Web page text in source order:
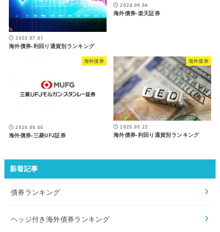
2023.07.01
海外債券-利回り通貨別ランキング
2024.09.06
海外債券-楽天証券
海外債券
2026.06.05
海外債券-三菱UFJ証券
海外債券
2025.03.22
海外債券-利回り通貨別ランキング
新着記事
債券ランキング
ヘッジ付き海外債券ランキング